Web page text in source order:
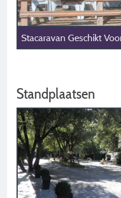
Standplaatsen